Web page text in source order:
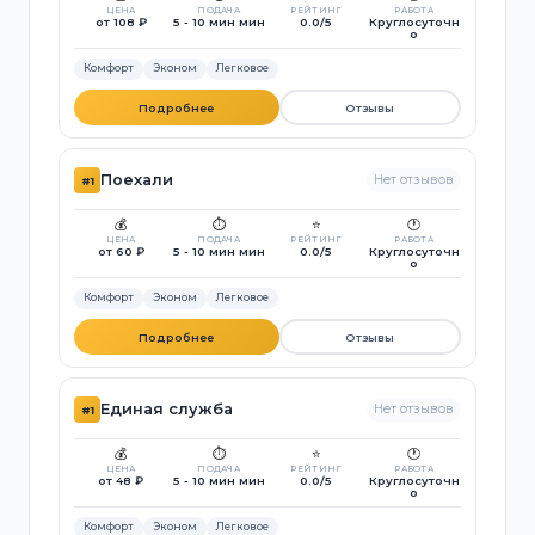
ЦЕНА
от 108 ₽
ПОДАЧА
5 - 10 мин мин
РЕЙТИНГ
0.0/5
РАБОТА
Круглосуточн
о
Комфорт Эконом Легковое
Подробнее Отзывы
#1 Поехали Нет отзывов
💰
ЦЕНА
от 60 ₽
⏱️
ПОДАЧА
5 - 10 мин мин
⭐
РЕЙТИНГ
0.0/5
🕐
РАБОТА
Круглосуточн
о
Комфорт Эконом Легковое
Подробнее Отзывы
#1 Единая служба Нет отзывов
💰
ЦЕНА
от 48 ₽
⏱️
ПОДАЧА
5 - 10 мин мин
⭐
РЕЙТИНГ
0.0/5
🕐
РАБОТА
Круглосуточн
о
Комфорт Эконом Легковое